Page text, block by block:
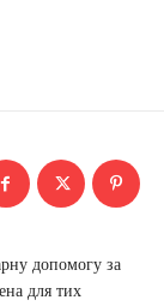
допомогу за
для тих